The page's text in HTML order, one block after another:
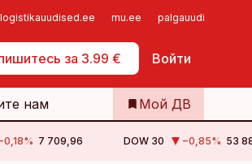
logistikauudised.ee mu.ee palgauudised.ee
за 3.99 € Войти
Самообслуживание
нам Мой ДВ
% 7 709,96 DOW 30 −0,85% 53